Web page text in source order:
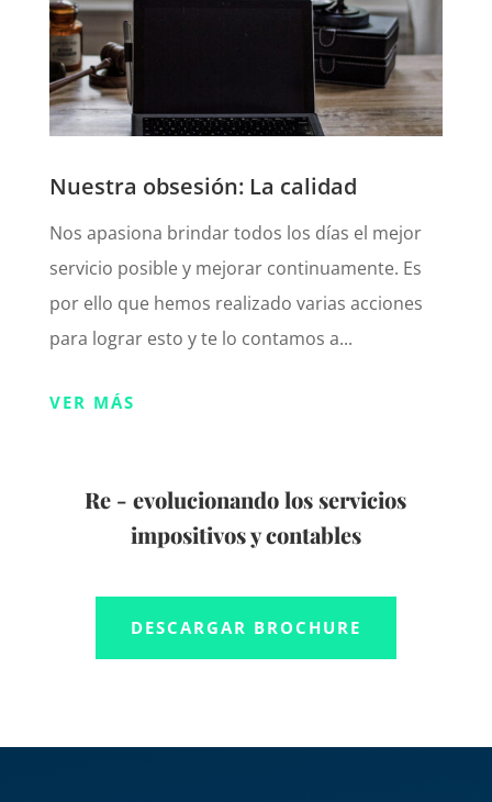
Nuestra obsesión: La calidad
Nos apasiona brindar todos los días el mejor
servicio posible y mejorar continuamente. Es
por ello que hemos realizado varias acciones
para lograr esto y te lo contamos a...
VER MÁS
Re - evolucionando los servicios
impositivos y contables
DESCARGAR BROCHURE